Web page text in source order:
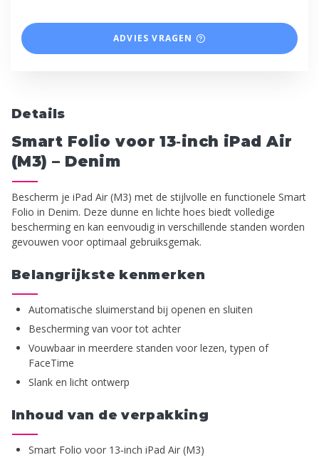
ADVIES VRAGEN
Details
Smart Folio voor 13‑inch iPad Air
(M3) – Denim
Bescherm je iPad Air (M3) met de stijlvolle en functionele Smart
Folio in Denim. Deze dunne en lichte hoes biedt volledige
bescherming en kan eenvoudig in verschillende standen worden
gevouwen voor optimaal gebruiksgemak.
Belangrijkste kenmerken
Automatische sluimerstand bij openen en sluiten
Bescherming van voor tot achter
Vouwbaar in meerdere standen voor lezen, typen of
FaceTime
Slank en licht ontwerp
Inhoud van de verpakking
Smart Folio voor 13‑inch iPad Air (M3)